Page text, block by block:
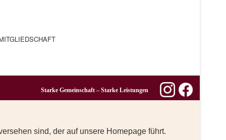
Starke Gemeinschaft – Starke Leistungen
sind, der auf unsere Homepage führt.